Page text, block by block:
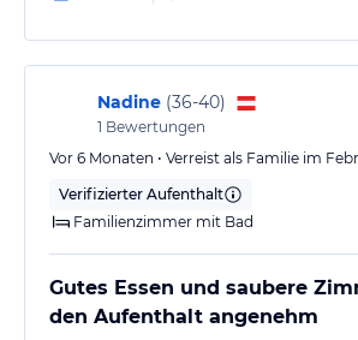
Nadine (36-40)
1 Bewertungen
Vor 6 Monaten • Verreist als Familie im
Verifizierter Aufenthalt
Familienzimmer mit Bad
Gutes Essen und saubere
den Aufenthalt angenehm